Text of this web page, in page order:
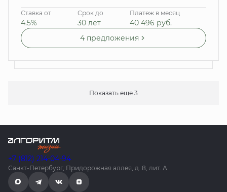
Ставка от
4.5%
Срок до
30 лет
Платеж в месяц
40 496 руб.
4 предложения
Показать еще 3
+7 (812) 214-04-94
Санкт-Петербург, Придорожная аллея, д. 8, лит. А